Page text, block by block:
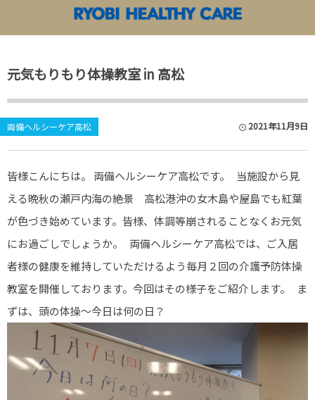
元気もりもり体操教室 in 高松
両備ヘルシーケア高松 2021年11月9日
皆様こんにちは。 両備ヘルシーケア高松です。 当施設から見
える晩秋の瀬戸内海の絶景 高松港沖の女木島や屋島でも紅葉
が色づき始めています。皆様、体調等崩されることなくお元気
にお過ごしでしょうか。 両備ヘルシーケア高松では、ご入居
者様の健康を維持していただけるよう毎月２回の介護予防体操
教室を開催しております。今回はその様子をご紹介します。 ま
ずは、頭の体操～今日は何の日？
各施設News&Information
両備ヘルシー
両備ヘルシ
両備ヘルシー
両備ヘルシー
サン・オーク
両備ヘルシーケアアカデミー